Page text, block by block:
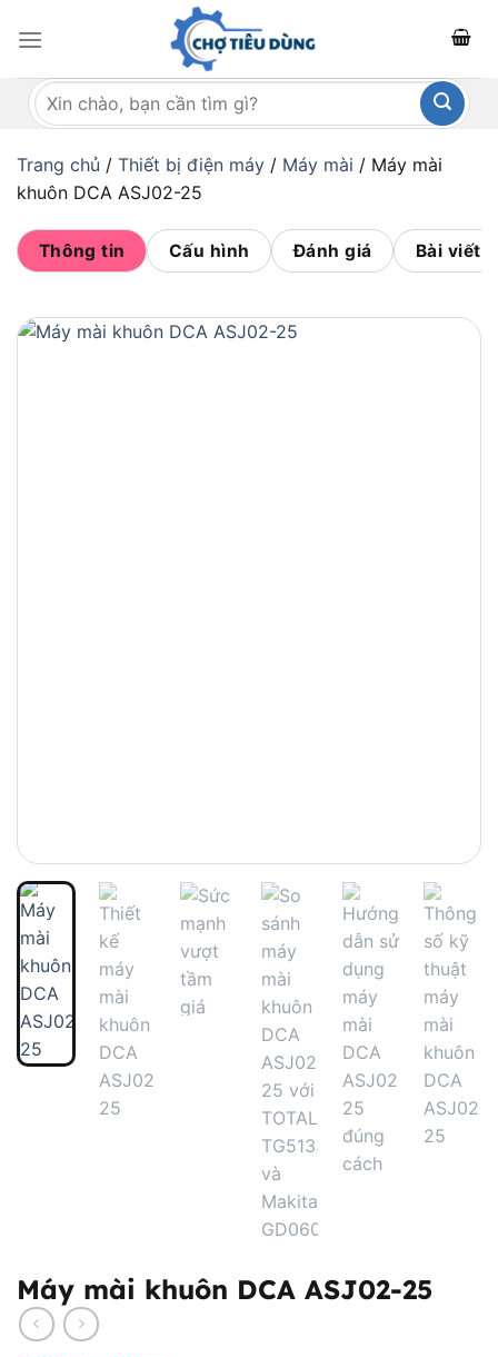
qua
dungTìm
kiếm:
Trang chủ / Thiết bị điện máy / Máy mài / Máy mài
khuôn DCA ASJ02-25
Thông tin Cấu hình Đánh giá Bài viết
Máy mài khuôn DCA ASJ02-25